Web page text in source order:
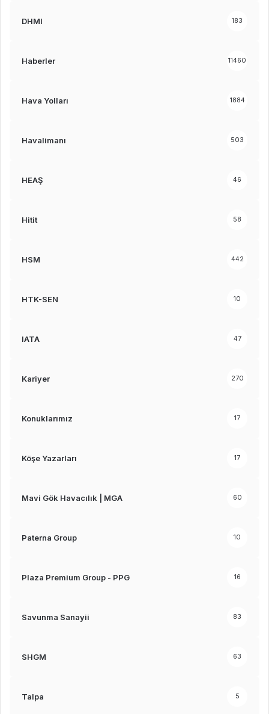
DHMI 183
Haberler 11460
Hava Yolları 1884
Havalimanı 503
HEAŞ 46
Hitit 58
HSM 442
HTK-SEN 10
IATA 47
Kariyer 270
Konuklarımız 17
Köşe Yazarları 17
Mavi Gök Havacılık | MGA 60
Paterna Group 10
Plaza Premium Group - PPG 16
Savunma Sanayii 83
SHGM 63
Talpa 5